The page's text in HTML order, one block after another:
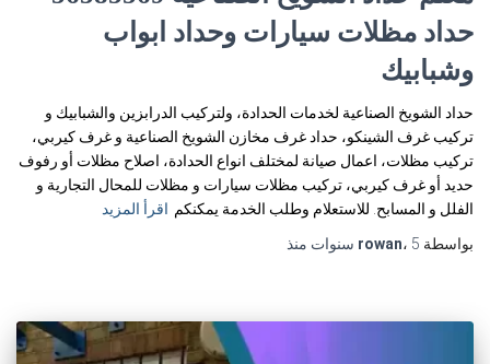
حداد مظلات سيارات وحداد ابواب
وشبابيك
حداد الشويخ الصناعية لخدمات الحدادة، ولتركيب الدرابزين والشبابيك و
تركيب غرف الشينكو، حداد غرف مخازن الشويخ الصناعية و غرف كيربي،
تركيب مظلات، اعمال صيانة لمختلف انواع الحدادة، اصلاح مظلات أو رفوف
حديد أو غرف كيربي، تركيب مظلات سيارات و مظلات للمحال التجارية و
الفلل و المسابح. للاستعلام وطلب الخدمة يمكنكم اقرأ المزيد
بواسطة
rowan، 5 سنوات منذ